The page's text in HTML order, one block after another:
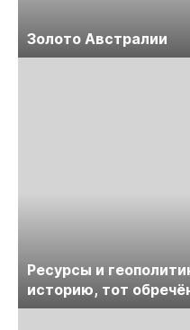
Золото Австралии
Ресурсы и
историю, тот